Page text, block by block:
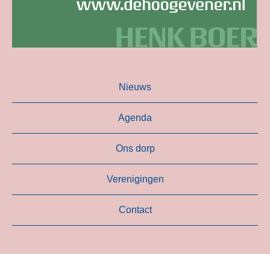
Nieuws
Agenda
Ons dorp
Verenigingen
Contact